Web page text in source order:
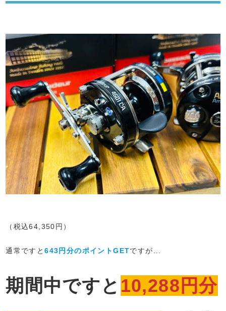
（税込64,350円）
通常ですと643円分のポイントGETですが...
期間中ですと 10,288円分